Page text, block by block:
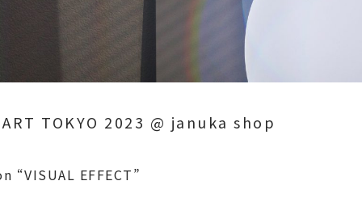
TOKYO 2023 @ januka shop
“VISUAL EFFECT”